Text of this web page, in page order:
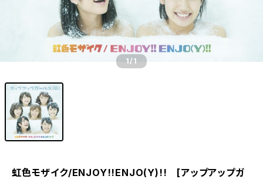
1/1
虹色モザイク/ENJOY!!ENJO(Y)!! [アップアップガ